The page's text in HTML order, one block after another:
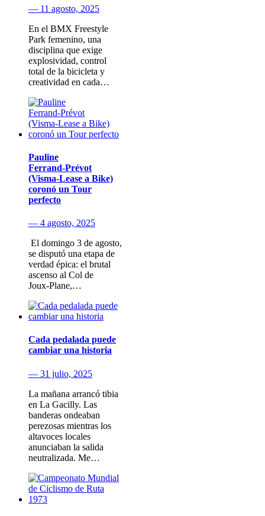
— 11 agosto, 2025
En el BMX Freestyle
Park femenino, una
disciplina que exige
explosividad, control
total de la bicicleta y
creatividad en cada…
Pauline
Ferrand‑Prévot
(Visma‑Lease a Bike)
coronó un Tour
perfecto
— 4 agosto, 2025
​ El domingo 3 de agosto​,
se disputó una etapa de
verdad épica: el brutal
ascenso al Col de
Joux‑Plane,…
Cada pedalada puede
cambiar una historia
— 31 julio, 2025
La mañana arrancó tibia
en La Gacilly. Las
banderas ondeaban
perezosas mientras los
altavoces locales
anunciaban la salida
neutralizada. Me…